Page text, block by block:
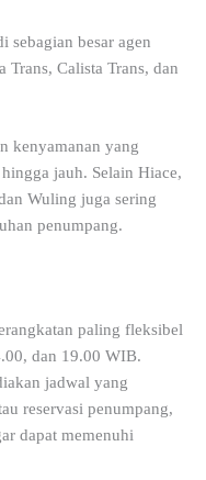
sebagian besar agen
Calista Trans, dan
kenyamanan yang
jauh. Selain Hiace,
Wuling juga sering
penumpang.
paling fleksibel
dan 19.00 WIB.
jadwal yang
reservasi penumpang,
dapat memenuhi